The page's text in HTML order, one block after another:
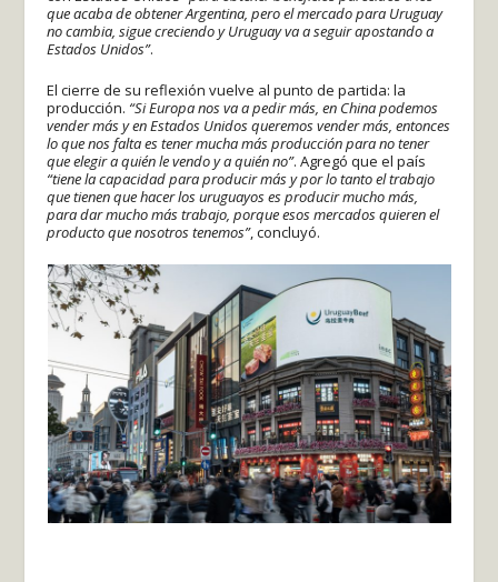
que acaba de obtener Argentina, pero el mercado para Uruguay
no cambia, sigue creciendo y Uruguay va a seguir apostando a
Estados Unidos”.
El cierre de su reflexión vuelve al punto de partida: la
producción. “Si Europa nos va a pedir más, en China podemos
vender más y en Estados Unidos queremos vender más, entonces
lo que nos falta es tener mucha más producción para no tener
que elegir a quién le vendo y a quién no”. Agregó que el país
“tiene la capacidad para producir más y por lo tanto el trabajo
que tienen que hacer los uruguayos es producir mucho más,
para dar mucho más trabajo, porque esos mercados quieren el
producto que nosotros tenemos”, concluyó.